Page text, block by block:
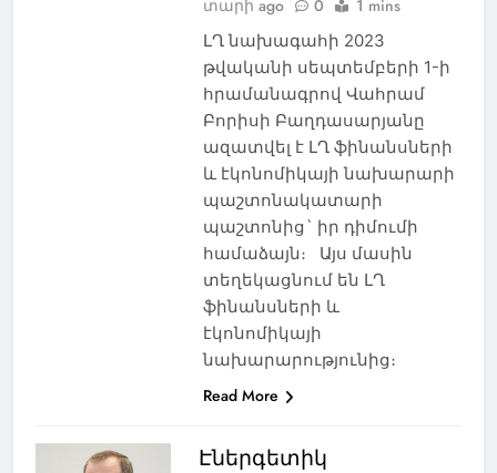
տարի ago
0 1 mins
ԼՂ նախագահի 2023
թվականի սեպտեմբերի 1-ի
հրամանագրով Վահրամ
Բորիսի Բաղդասարյանը
ազատվել է ԼՂ ֆինանսների
և էկոնոմիկայի նախարարի
պաշտոնակատարի
պաշտոնից` իր դիմումի
համաձայն։ Այս մասին
տեղեկացնում են ԼՂ
ֆինանսների և
էկոնոմիկայի
նախարարությունից։
Read More
Էներգետիկ